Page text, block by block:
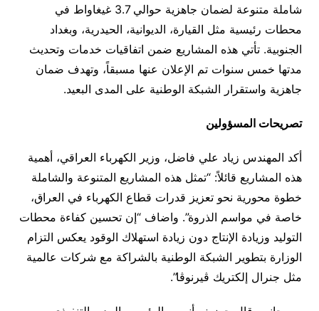
شاملة متنوعة لضمان جاهزية حوالي 3.7 غيغاواط في
محطات رئيسية مثل القيارة، الديوانية، الحيدرية، وبغداد
الجنوبية. تأتي هذه المشاريع ضمن اتفاقيات خدمات وتحديث
مدتها خمس سنوات تم الإعلان عنها مسبقاً، وتهدف ضمان
جاهزية واستقرار الشبكة الوطنية على المدى البعيد.
تصريحات المسؤولين
أكد المهندس زياد علي فاضل، وزير الكهرباء العراقي، أهمية
هذه المشاريع قائلاً: “تمثل هذه المشاريع المتنوعة والشاملة
خطوة محورية نحو تعزيز قدرات قطاع الكهرباء في العراق،
خاصة في مواسم الذروة”. واضاف “إن تحسين كفاءة محطات
التوليد وزيادة الإنتاج دون زيادة استهلاك الوقود يعكس التزام
الوزارة بتطوير الشبكة الوطنية بالشراكة مع شركات عالمية
مثل جنرال إلكتريك ڤيرنوڤا”.